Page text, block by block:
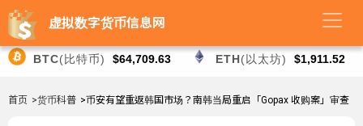
虚拟数字货币信息网
BTC(比特币) $64,709.63 ETH(以太坊) $1,911.52
首页 >货币科普 >币安有望重返韩国市场？南韩当局重启「Gopax 收购案」审查